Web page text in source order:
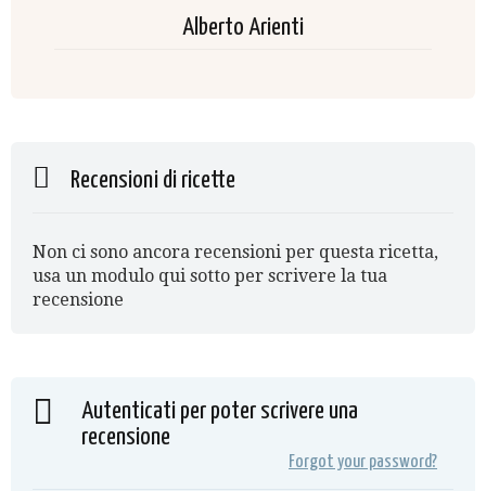
Alberto Arienti
Recensioni di ricette
Non ci sono ancora recensioni per questa ricetta,
usa un modulo qui sotto per scrivere la tua
recensione
Autenticati per poter scrivere una
recensione
Forgot your password?